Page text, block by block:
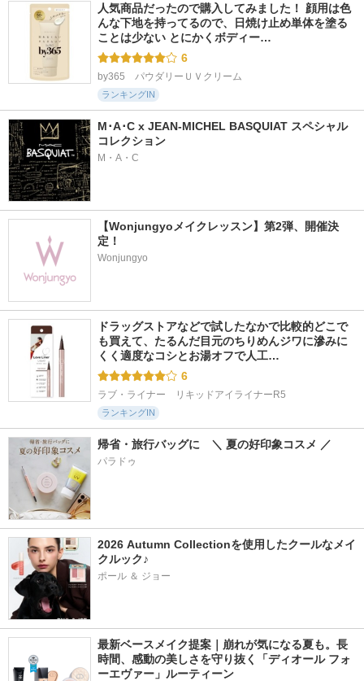
人気商品だったので購入してみました！ 顔用は色
んな下地を持ってるので、日焼け止め単体を塗る
ことは少ない とにかくボディー…
6
by365　パウダリーＵＶクリーム
ランキングIN
M･A･C x JEAN-MICHEL BASQUIAT スペシャル
コレクション
M・A・C
【Wonjungyoメイクレッスン】第2弾、開催決
定！
Wonjungyo
ドラッグストアなどで試したなかで比較的どこで
も買えて、たるんだ目元のちりめんジワに滲みに
くく適度なコシとお湯オフで人工…
6
ラブ・ライナー　リキッドアイライナーR5
ランキングIN
帰省・旅行バッグに　＼ 夏の好印象コスメ ／
パラドゥ
2026 Autumn Collectionを使用したクールなメイ
クルック♪
ポール ＆ ジョー
最新ベースメイク提案｜崩れが気になる夏も。長
時間、感動の美しさを守り抜く「ディオール フォ
ーエヴァー」ルーティーン